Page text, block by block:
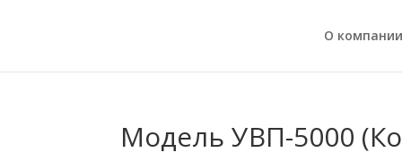
О компании
Модель УВП-5000